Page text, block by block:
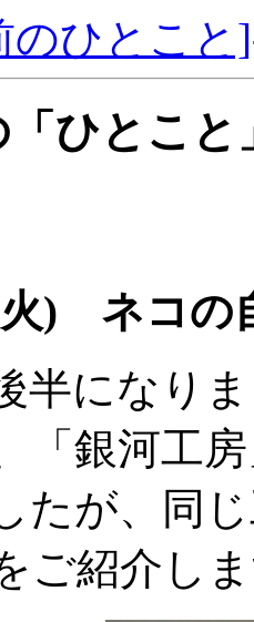
のひとこと]
「ひとこ
火) ネコの
半になり
「銀河工
たが、同
ご紹介し